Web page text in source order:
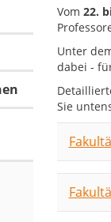
Vom 22.
Unter
dabei -
Sie